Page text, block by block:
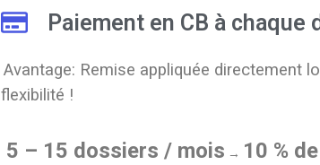
Paiement en CB à chaque
Avantage: Remise appliquée directement
flexibilité !
5 – 15 dossiers / mois → 10 %